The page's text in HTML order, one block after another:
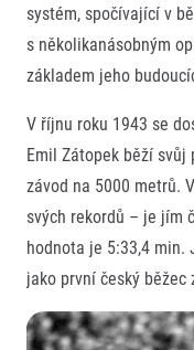
Mobilní aplikace
Stáhněte si mobilní
Pro veřejnost
FAQ (Často kladené dotazy)
Oznámení fúze
Dobrovolníci
Dárkové poukazy
Šablony k dárkovému
Pro média
Akreditace a vše k
Tiskové zprávy
Poznámky pro editory
Magazíny
RunCzech
Kariéra
All Runners Are Beautiful
RunCzech Racing
Running Mall
Vítejte v Running Mall
Kalendář
Individuální trénink
Skupinové tréninky
Firemní tréninky
systém, spočívající v
s několikanásobným
základem jeho
V říjnu roku 1943 se
Emil Zátopek běží
závod na 5000 metrů.
svých rekordů – je jím
hodnota je 5:33,4 min.
jako první český